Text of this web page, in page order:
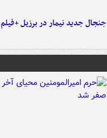
جنجال جدید نیمار در برزیل +فیلم